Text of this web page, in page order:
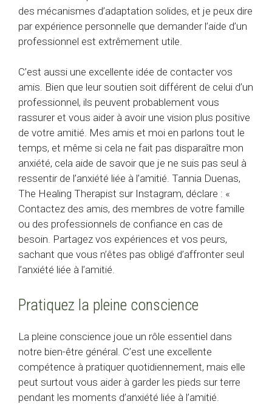
des mécanismes d’adaptation solides, et je peux dire
par expérience personnelle que demander l’aide d’un
professionnel est extrêmement utile.
C’est aussi une excellente idée de contacter vos
amis. Bien que leur soutien soit différent de celui d’un
professionnel, ils peuvent probablement vous
rassurer et vous aider à avoir une vision plus positive
de votre amitié. Mes amis et moi en parlons tout le
temps, et même si cela ne fait pas disparaître mon
anxiété, cela aide de savoir que je ne suis pas seul à
ressentir de l’anxiété liée à l’amitié. Tannia Duenas,
The Healing Therapist sur Instagram, déclare : «
Contactez des amis, des membres de votre famille
ou des professionnels de confiance en cas de
besoin. Partagez vos expériences et vos peurs,
sachant que vous n’êtes pas obligé d’affronter seul
l’anxiété liée à l’amitié.
Pratiquez la pleine conscience
La pleine conscience joue un rôle essentiel dans
notre bien-être général. C’est une excellente
compétence à pratiquer quotidiennement, mais elle
peut surtout vous aider à garder les pieds sur terre
pendant les moments d’anxiété liée à l’amitié.